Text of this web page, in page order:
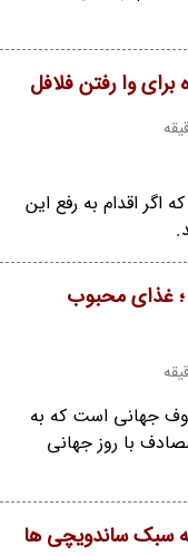
وا رفتن فلافل
اگر اقدام به رفع این
؛ غذای محبوب
جهانی است که به
مصادف با روز جهانی
سبک ساندویچی ها